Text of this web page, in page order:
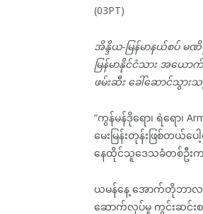
(03PT)
အိန္ဒိယ-မြန်မာနယ်စပ် မ
မြန်မာနိုင်ငံသား အယေ
ဖမ်းဆီး ခေါ်ဆောင်သွာ
“ကွန်မန်ဒိုရော၊ ရဲ‌ရော၊
မေးမြန်းတုန်းဖြစ်တ
နေထိုင်သူဒေသခံတစ်ဦးက
ယမန်နေ့ အောက်တိုဘာလ
ဆောက်လုပ်မှု ကွင်းဆင်းစ